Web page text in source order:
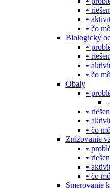
•
•
• čo
Biologický
•
•
•
• čo
Obaly
•
•
•
• čo
Znižovanie
•
•
•
• čo
Smerovanie